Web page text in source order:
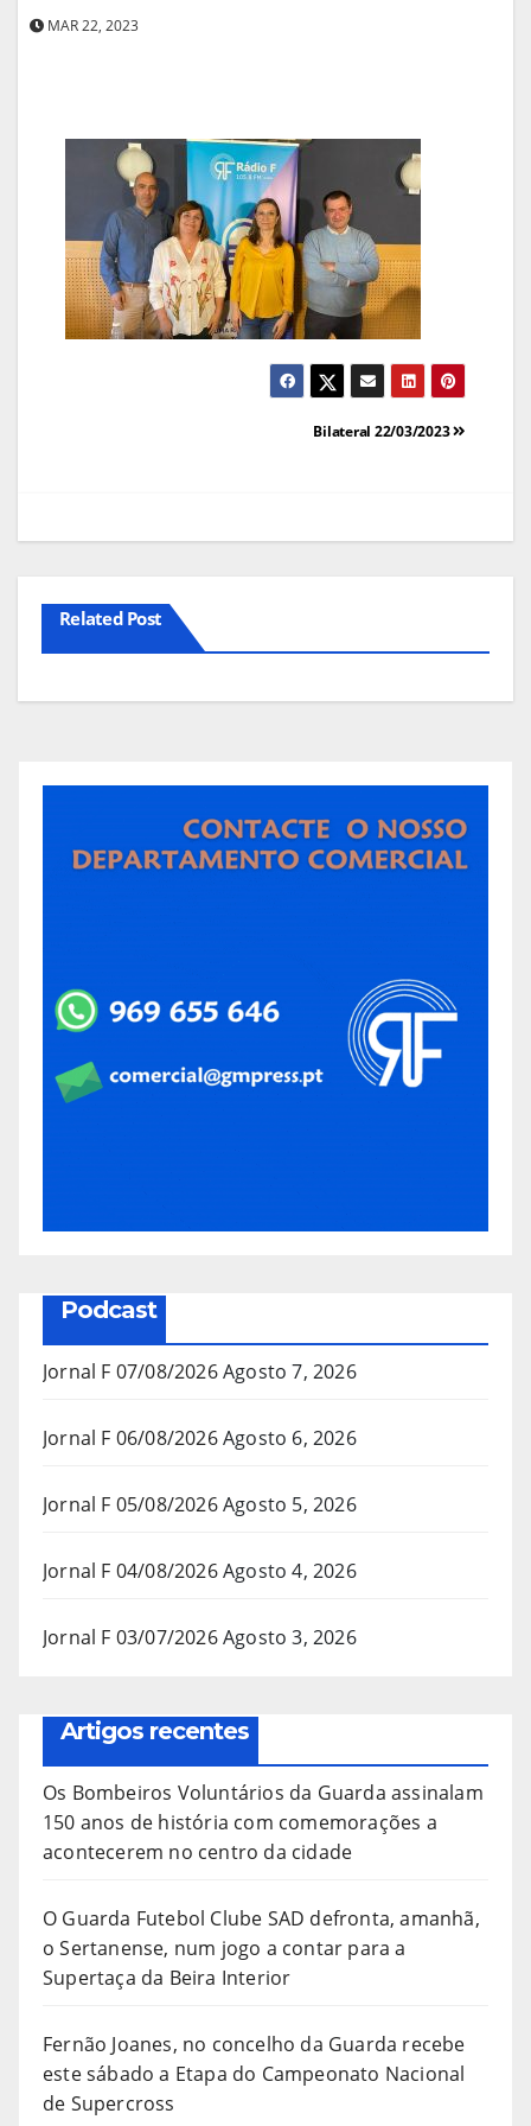
MAR 22, 2023
Bilateral 22/03/2023
Related Post
Podcast
Jornal F 07/08/2026Agosto 7, 2026
Jornal F 06/08/2026Agosto 6, 2026
Jornal F 05/08/2026Agosto 5, 2026
Jornal F 04/08/2026Agosto 4, 2026
Jornal F 03/07/2026Agosto 3, 2026
Artigos recentes
Os Bombeiros Voluntários da Guarda assinalam
150 anos de história com comemorações a
acontecerem no centro da cidade
O Guarda Futebol Clube SAD defronta, amanhã,
o Sertanense, num jogo a contar para a
Supertaça da Beira Interior
Fernão Joanes, no concelho da Guarda recebe
este sábado a Etapa do Campeonato Nacional
de Supercross